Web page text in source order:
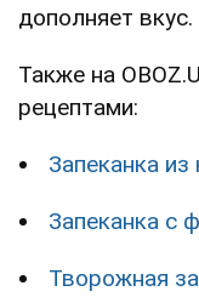
дополняет вкус.
Также на
рецептами:
Запеканка
Запеканка с
Творожная